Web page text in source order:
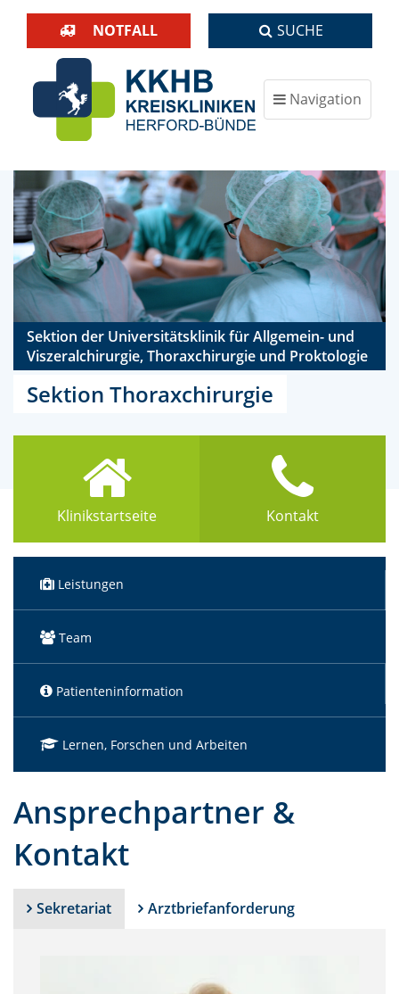
NOTFALL SUCHE
Navigation
ein-/ausblenden
Sektion der Universitätsklinik für Allgemein- und
Viszeralchirurgie, Thoraxchirurgie und Proktologie
Sektion Thoraxchirurgie
Klinikstartseite Kontakt
Leistungen
Team
Patienteninformation
Lernen, Forschen und Arbeiten
Ansprechpartner &
Kontakt
Sekretariat Arztbriefanforderung